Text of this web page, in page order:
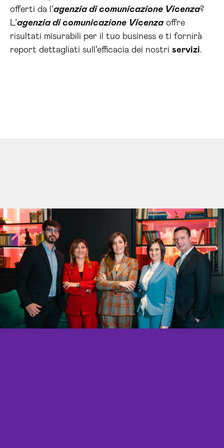
offerti da l’agenzia di comunicazione Vicenza?
L’agenzia di comunicazione Vicenzaoffre
risultati misurabili per il tuo business e ti fornirà
report dettagliati sull’efficacia dei nostri servizi.